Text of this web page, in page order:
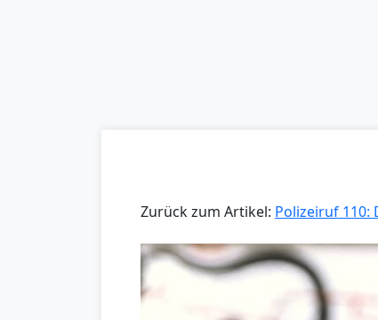
Zurück zum Artikel: Polizeiruf 110: